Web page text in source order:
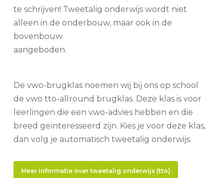
te schrijven! Tweetalig onderwijs wordt niet
alleen in de onderbouw, maar ook in de
bovenbouw
De vwo-brugklas noemen wij bij ons op school
de vwo tto-allround brugklas. Deze klas is voor
leerlingen die een vwo-advies hebben en die
breed geïnteresseerd zijn. Kies je voor deze klas,
dan volg je automatisch tweetalig onderwijs.
Meer informatie over tweetalig onderwijs (tto)